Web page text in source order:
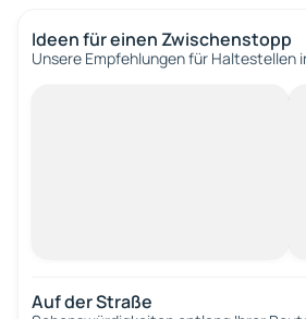
Ideen für einen Zwischenstopp
Unsere Empfehlungen für Haltestellen
Auf der Straße